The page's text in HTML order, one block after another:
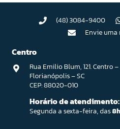
(48) 3084-9400
Envie uma
Centro
Rua Emilio Blum, 121. Centro –
Florianópolis – SC
CEP: 88020-010
Horário de atendimento:
Segunda a sexta-feira, das